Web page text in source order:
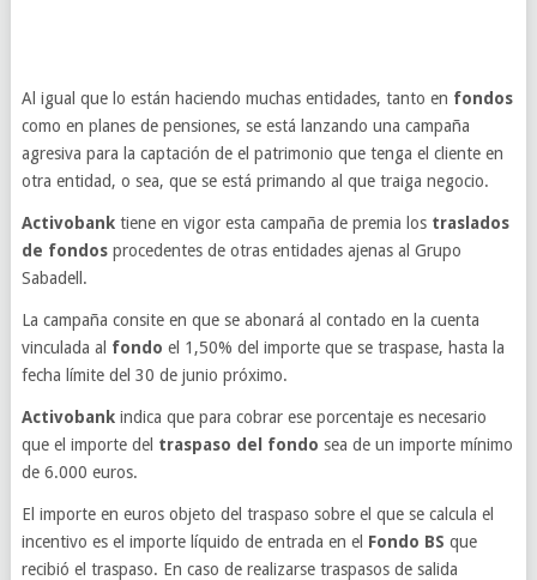
Al igual que lo están haciendo muchas entidades, tanto en fondos
como en planes de pensiones, se está lanzando una campaña
agresiva para la captación de el patrimonio que tenga el cliente en
otra entidad, o sea, que se está primando al que traiga negocio.
Activobanktiene en vigor esta campaña de premia los traslados
de fondos procedentes de otras entidades ajenas al Grupo
Sabadell.
La campaña consite en que se abonará al contado en la cuenta
vinculada al fondo el 1,50% del importe que se traspase, hasta la
fecha límite del 30 de junio próximo.
Activobankindica que para cobrar ese porcentaje es necesario
que el importe del traspaso del fondo sea de un importe mínimo
de 6.000 euros.
El importe en euros objeto del traspaso sobre el que se calcula el
incentivo es el importe líquido de entrada en el Fondo BS que
recibió el traspaso. En caso de realizarse traspasos de salida